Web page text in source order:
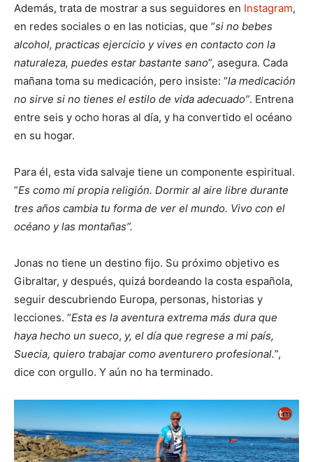
Además, trata de mostrar a sus seguidores en Instagram,
en redes sociales o en las noticias, que “si no bebes
alcohol, practicas ejercicio y vives en contacto con la
naturaleza, puedes estar bastante sano”, asegura. Cada
mañana toma su medicación, pero insiste: “la medicación
no sirve si no tienes el estilo de vida adecuado”. Entrena
entre seis y ocho horas al día, y ha convertido el océano
en su hogar.
Para él, esta vida salvaje tiene un componente espiritual.
“Es como mi propia religión. Dormir al aire libre durante
tres años cambia tu forma de ver el mundo. Vivo con el
océano y las montañas”.
Jonas no tiene un destino fijo. Su próximo objetivo es
Gibraltar, y después, quizá bordeando la costa española,
seguir descubriendo Europa, personas, historias y
lecciones. “Esta es la aventura extrema más dura que
haya hecho un sueco, y, el día que regrese a mi país,
Suecia, quiero trabajar como aventurero profesional.”,
dice con orgullo. Y aún no ha terminado.